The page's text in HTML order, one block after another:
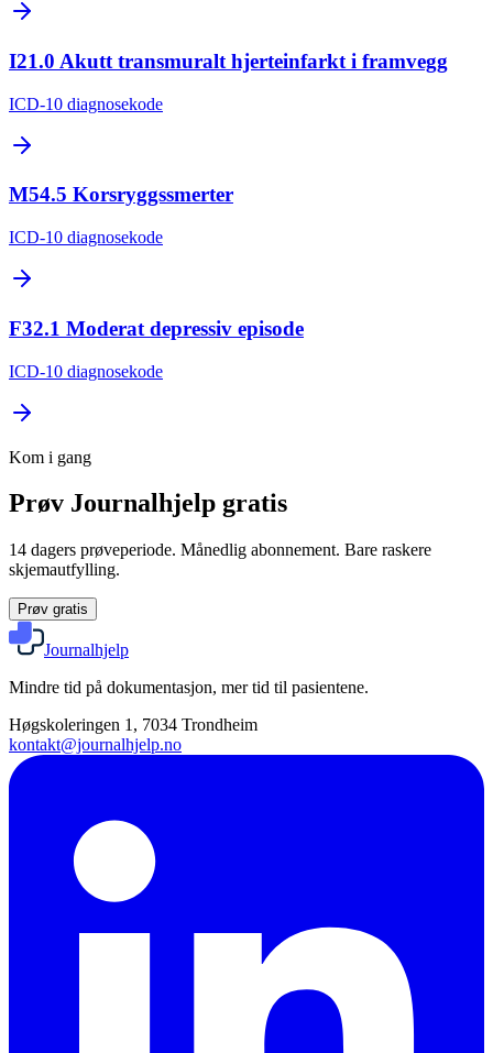
I21.0 Akutt transmuralt hjerteinfarkt i framvegg
ICD-10 diagnosekode
M54.5 Korsryggssmerter
ICD-10 diagnosekode
F32.1 Moderat depressiv episode
ICD-10 diagnosekode
Kom i gang
Prøv Journalhjelp gratis
14 dagers prøveperiode. Månedlig abonnement. Bare raskere
skjemautfylling.
Prøv gratis
Journalhjelp
Mindre tid på dokumentasjon, mer tid til pasientene.
Høgskoleringen 1, 7034 Trondheim
kontakt@journalhjelp.no